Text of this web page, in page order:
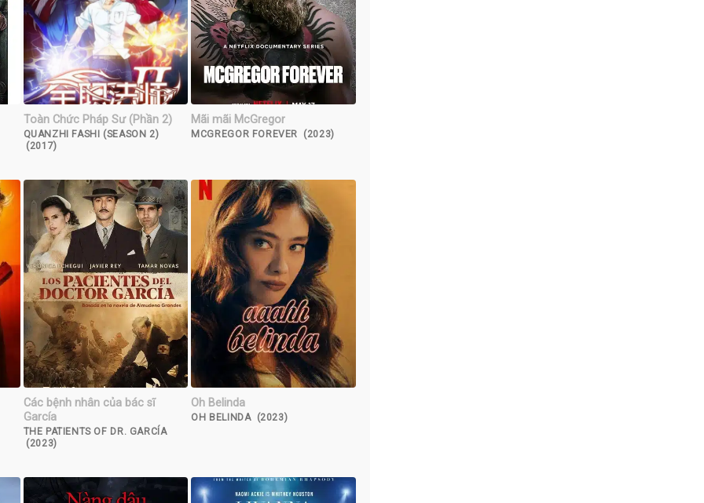
Toàn Chức Pháp Sư (Phần 2)
QUANZHI FASHI (SEASON 2)
(2017)
Mãi mãi McGregor
MCGREGOR FOREVER (2023)
Các bệnh nhân của bác sĩ
García
THE PATIENTS OF DR. GARCÍA
(2023)
Oh Belinda
OH BELINDA (2023)